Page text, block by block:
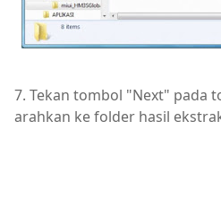
7. Tekan tombol "Next" pada
arahkan ke folder hasil